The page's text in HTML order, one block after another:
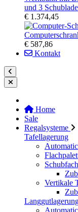
und 3
€ 1.374,45
€ 587,86
Kontakt
Home
Sale
Regalsysteme
Tafellagerung
Vertikale